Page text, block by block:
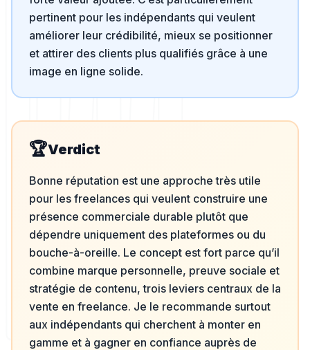
pertinent pour les indépendants qui veulent
améliorer leur crédibilité, mieux se positionner
et attirer des clients plus qualifiés grâce à une
image en ligne solide.
🏆Verdict
Bonne réputation est une approche très utile
pour les freelances qui veulent construire une
présence commerciale durable plutôt que
dépendre uniquement des plateformes ou du
bouche-à-oreille. Le concept est fort parce qu’il
combine marque personnelle, preuve sociale et
stratégie de contenu, trois leviers centraux de la
vente en freelance. Je le recommande surtout
aux indépendants qui cherchent à monter en
gamme et à gagner en confiance auprès de